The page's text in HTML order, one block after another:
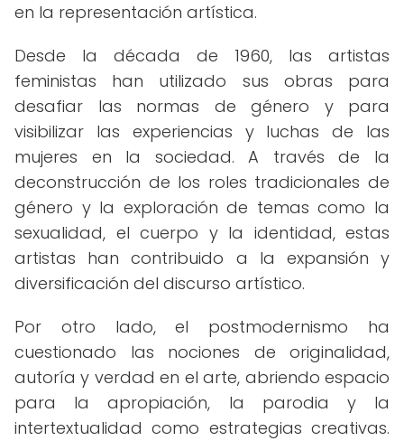
en la representación artística.
Desde la década de 1960, las artistas
feministas han utilizado sus obras para
desafiar las normas de género y para
visibilizar las experiencias y luchas de las
mujeres en la sociedad. A través de la
deconstrucción de los roles tradicionales de
género y la exploración de temas como la
sexualidad, el cuerpo y la identidad, estas
artistas han contribuido a la expansión y
diversificación del discurso artístico.
Por otro lado, el postmodernismo ha
cuestionado las nociones de originalidad,
autoría y verdad en el arte, abriendo espacio
para la apropiación, la parodia y la
intertextualidad como estrategias creativas.